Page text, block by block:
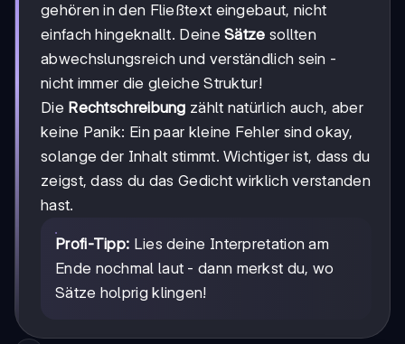
gehören in den Fließtext eingebaut, nicht
einfach hingeknallt. DeineSätze sollten
abwechslungsreich und verständlich sein -
nicht immer die gleiche Struktur!
Die Rechtschreibung zählt natürlich auch, aber
keine Panik: Ein paar kleine Fehler sind okay,
solange der Inhalt stimmt. Wichtiger ist, dass du
zeigst, dass du das Gedicht wirklich verstanden
hast.
Profi-Tipp: Lies deine Interpretation am
Ende nochmal laut - dann merkst du, wo
Sätze holprig klingen!